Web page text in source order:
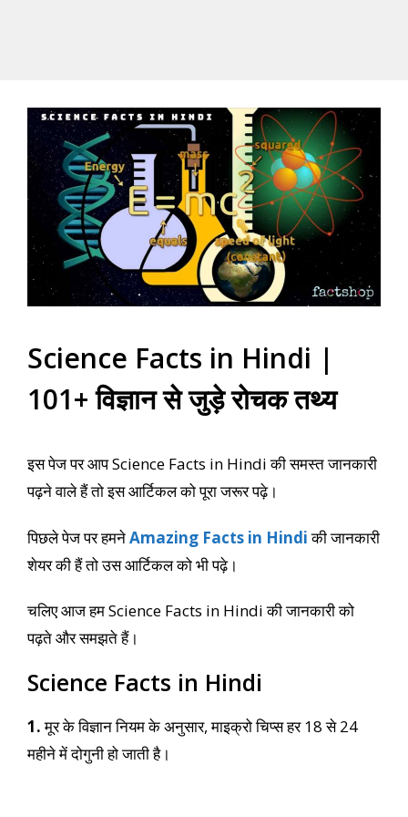
Science Facts in Hindi |
101+ विज्ञान से जुड़े रोचक तथ्य
इस पेज पर आप Science Facts in Hindi की समस्त जानकारी
पढ़ने वाले हैं तो इस आर्टिकल को पूरा जरूर पढ़े।
पिछले पेज पर हमनेAmazing Facts in Hindiकी जानकारी
शेयर की हैं तो उस आर्टिकल को भी पढ़े।
चलिए आज हम Science Facts in Hindi की जानकारी को
पढ़ते और समझते हैं।
Science Facts in Hindi
1.मूर के विज्ञान नियम के अनुसार, माइक्रो चिप्स हर 18 से 24
महीने में दोगुनी हो जाती है।